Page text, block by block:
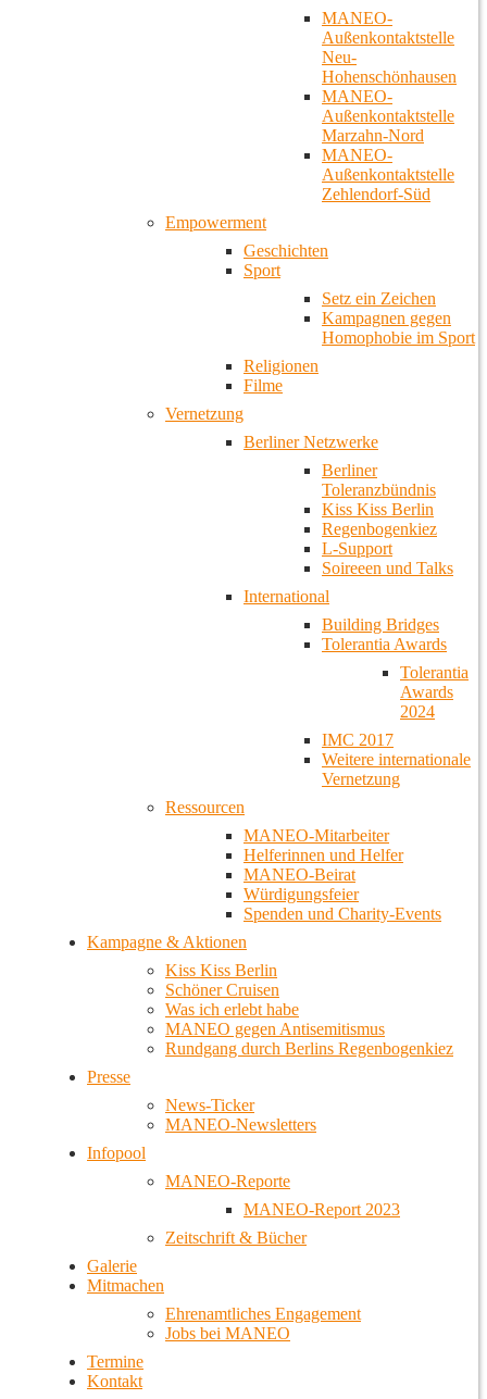
MANEO-
Außenkontaktstelle
Neu-
Hohenschönhausen
MANEO-
Außenkontaktstelle
Marzahn-Nord
MANEO-
Außenkontaktstelle
Zehlendorf-Süd
Empowerment
Geschichten
Sport
Setz ein Zeichen
Kampagnen gegen
Homophobie im Sport
Religionen
Filme
Vernetzung
Berliner Netzwerke
Berliner
Toleranzbündnis
Kiss Kiss Berlin
Regenbogenkiez
L-Support
Soireeen und Talks
International
Building Bridges
Tolerantia Awards
Tolerantia
Awards
2024
IMC 2017
Weitere internationale
Vernetzung
Ressourcen
MANEO-Mitarbeiter
Helferinnen und Helfer
MANEO-Beirat
Würdigungsfeier
Spenden und Charity-Events
Kampagne & Aktionen
Kiss Kiss Berlin
Schöner Cruisen
Was ich erlebt habe
MANEO gegen Antisemitismus
Rundgang durch Berlins Regenbogenkiez
Presse
News-Ticker
MANEO-Newsletters
Infopool
MANEO-Reporte
MANEO-Report 2023
Zeitschrift & Bücher
Galerie
Mitmachen
Ehrenamtliches Engagement
Jobs bei MANEO
Termine
Kontakt